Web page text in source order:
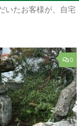
いたお客様が、自宅
0